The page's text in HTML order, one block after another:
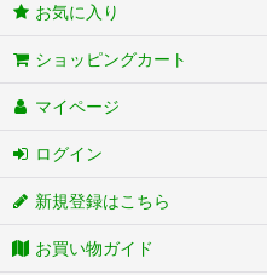
お気に入り
ショッピングカート
マイページ
ログイン
新規登録はこちら
お買い物ガイド